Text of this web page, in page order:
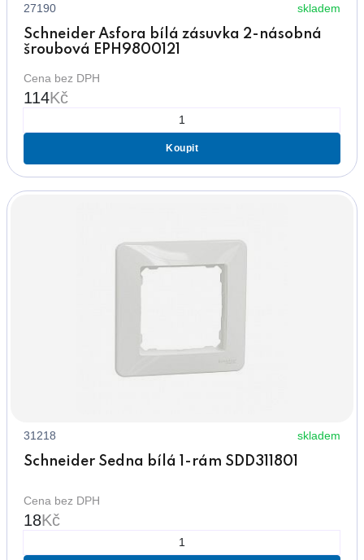
27190 skladem
Schneider Asfora bílá zásuvka 2-násobná
šroubová EPH9800121
Cena bez DPH
114Kč
Koupit
31218 skladem
Schneider Sedna bílá 1-rám SDD311801
Cena bez DPH
18Kč